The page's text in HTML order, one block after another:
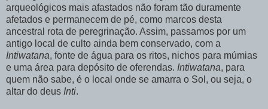
arqueológicos mais afastados não foram tão duramente
afetados e permanecem de pé, como marcos desta
ancestral rota de peregrinação. Assim, passamos por um
antigo local de culto ainda bem conservado, com a
Intiwatana, fonte de água para os ritos, nichos para múmias
e uma área para depósito de oferendas. Intiwatana, para
quem não sabe, é o local onde se amarra o Sol, ou seja, o
altar do deus Inti.